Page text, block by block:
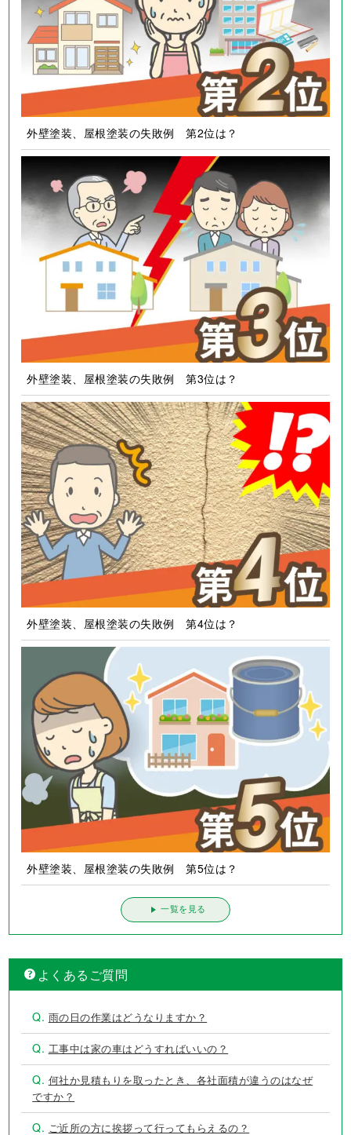
外壁塗装、屋根塗装の失敗例 第2位は？
外壁塗装、屋根塗装の失敗例 第3位は？
外壁塗装、屋根塗装の失敗例 第4位は？
外壁塗装、屋根塗装の失敗例 第5位は？
一覧を見る
よくあるご質問
Q. 雨の日の作業はどうなりますか？
Q. 工事中は家の車はどうすればいいの？
Q. 何社か見積もりを取ったとき、各社面積が違うのはなぜ
ですか？
Q. ご近所の方に挨拶って行ってもらえるの？